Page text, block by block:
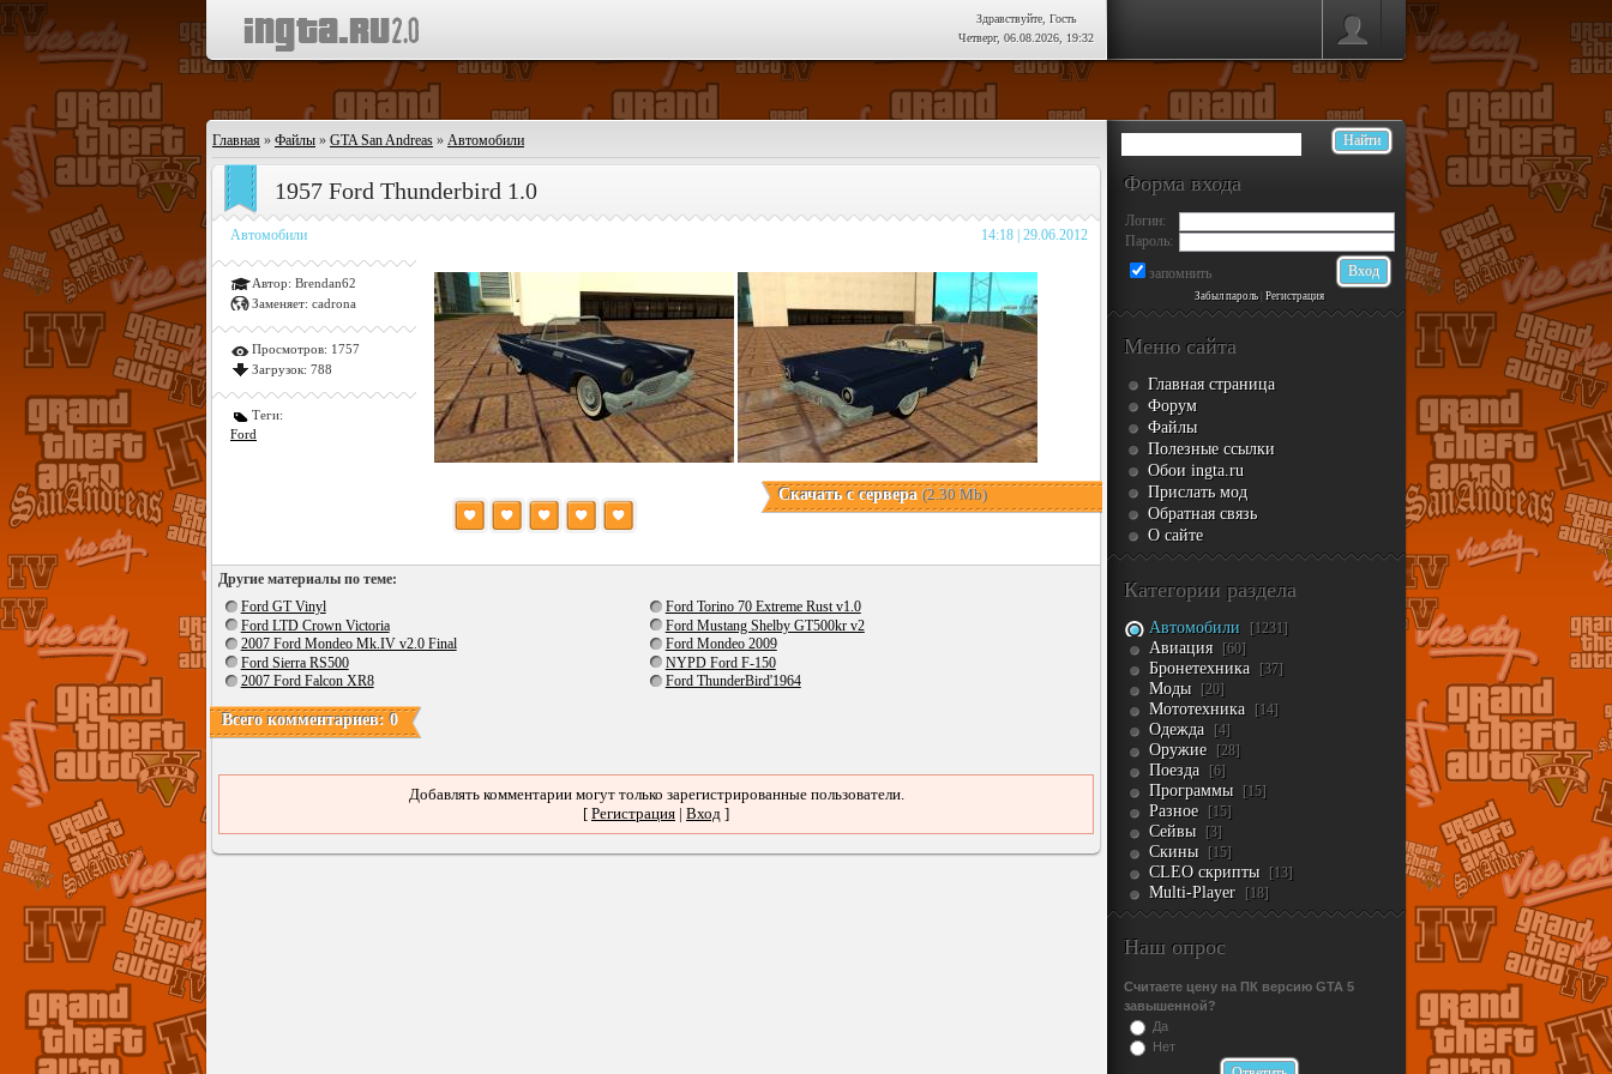
Здравствуйте, Гость
Четверг, 06.08.2026, 19:32
Главная » Файлы » GTA San Andreas » Автомобили
1957 Ford Thunderbird 1.0
Автомобили 14:18 | 29.06.2012
Автор: Brendan62
Заменяет: cadrona
Просмотров: 1757
Загрузок: 788
Теги:
Ford
Скачать с сервера(2.30 Mb)
Другие материалы по теме:
Ford GT Vinyl
Ford Torino 70 Extreme Rust v1.0
Ford LTD Crown Victoria
Ford Mustang Shelby GT500kr v2
2007 Ford Mondeo Mk.IV v2.0 Final
Ford Mondeo 2009
Ford Sierra RS500
NYPD Ford F-150
2007 Ford Falcon XR8
Ford ThunderBird'1964
Всего комментариев: 0
Добавлять комментарии могут только зарегистрированные пользователи.
[ Регистрация | Вход ]
Форма входа
Логин:
Пароль:
запомнить
Забыл пароль| Регистрация
Меню сайта
Главная страница
Форум
Файлы
Полезные ссылки
Обои ingta.ru
Прислать мод
Обратная связь
О сайте
Категории раздела
Автомобили [1231]
Авиация [60]
Бронетехника [37]
Моды [20]
Мототехника [14]
Одежда [4]
Оружие [28]
Поезда [6]
Программы [15]
Разное [15]
Сейвы [3]
Скины [15]
CLEO скрипты [13]
Multi-Player [18]
Наш опрос
Считаете цену на ПК версию GTA 5
завышенной?
Да
Нет